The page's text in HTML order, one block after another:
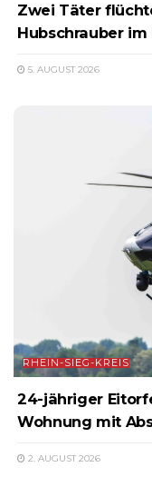
Zwei Täter
Hubschrauber im
5. AUGUST 2026
RHEIN-SIEG-KREIS
24-jähriger
Wohnung mit
2. AUGUST 2026